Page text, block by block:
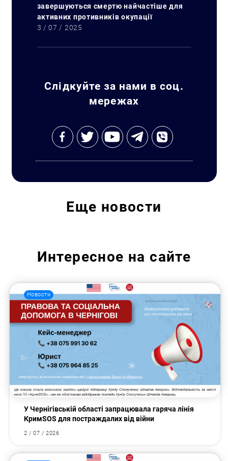
завершуються смертю найчастіше для
активних противників окупації
3 / 07 / 2025
Слідкуйте за нами в соц.
мережах
Еще новости
Интересное на сайте
Новости
У Чернігівській області запрацювала гаряча лінія
КримSOS для постраждалих від війни
2 / 07 / 2026